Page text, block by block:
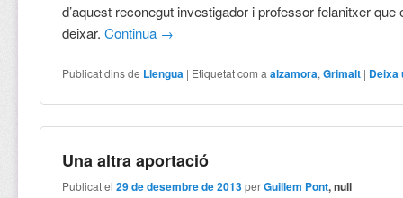
d’aquest reconegut investigador i professor felanitxer que
deixar.Continua →
Publicat dins de Llengua | Etiquetat com a alzamora,Grimalt | Deixa
Una altra aportació
Publicat el29 de desembre de 2013 perGuillem Pont, null